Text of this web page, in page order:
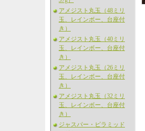
アメジスト丸玉（48ミリ
玉、レインボー、台座付
き）
アメジスト丸玉（40ミリ
玉、レインボー、台座付
き）
アメジスト丸玉（26ミリ
玉、レインボー、台座付
き）
アメジスト丸玉（32ミリ
玉、レインボー、台座付
き）
ジャスパー・ピラミッド